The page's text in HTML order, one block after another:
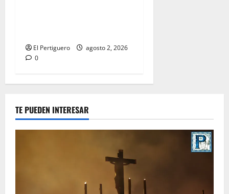
El Pertiguero
agosto 2, 2026
0
TE PUEDEN INTERESAR